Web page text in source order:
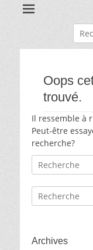
pour:
Oops
trouvé.
Il ressemble à
Peut-être
recherche?
Recherche
pour:
Recherche
pour:
Archives